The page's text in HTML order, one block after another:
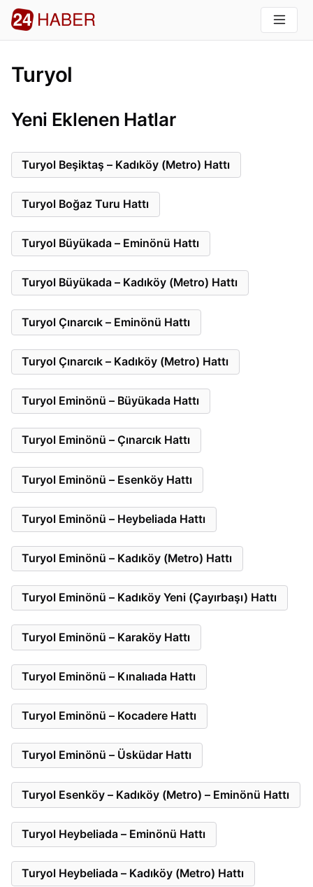
Turyol
Yeni Eklenen Hatlar
Turyol Beşiktaş – Kadıköy (Metro) Hattı
Turyol Boğaz Turu Hattı
Turyol Büyükada – Eminönü Hattı
Turyol Büyükada – Kadıköy (Metro) Hattı
Turyol Çınarcık – Eminönü Hattı
Turyol Çınarcık – Kadıköy (Metro) Hattı
Turyol Eminönü – Büyükada Hattı
Turyol Eminönü – Çınarcık Hattı
Turyol Eminönü – Esenköy Hattı
Turyol Eminönü – Heybeliada Hattı
Turyol Eminönü – Kadıköy (Metro) Hattı
Turyol Eminönü – Kadıköy Yeni (Çayırbaşı) Hattı
Turyol Eminönü – Karaköy Hattı
Turyol Eminönü – Kınalıada Hattı
Turyol Eminönü – Kocadere Hattı
Turyol Eminönü – Üsküdar Hattı
Turyol Esenköy – Kadıköy (Metro) – Eminönü Hattı
Turyol Heybeliada – Eminönü Hattı
Turyol Heybeliada – Kadıköy (Metro) Hattı